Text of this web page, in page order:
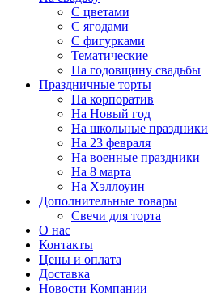
С цветами
С ягодами
С фигурками
Тематические
На годовщину свадьбы
Праздничные торты
На корпоратив
На Новый год
На школьные праздники
На 23 февраля
На военные праздники
На 8 марта
На Хэллоуин
Дополнительные товары
Свечи для торта
О нас
Контакты
Цены и оплата
Доставка
Новости Компании